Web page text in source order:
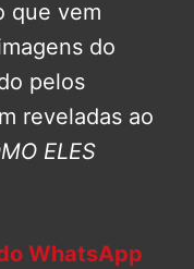
que vem
do
pelos
reveladas ao
ELES
WhatsApp